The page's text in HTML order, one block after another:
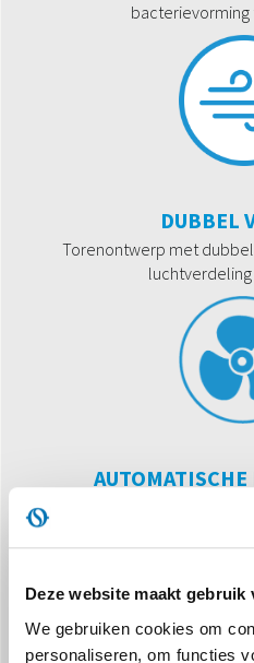
Deze website maakt gebruik
We gebruiken cookies om
personaliseren, om functies
DUBBEL
Torenontwerp met
luchtverdeling
Continue en automatische